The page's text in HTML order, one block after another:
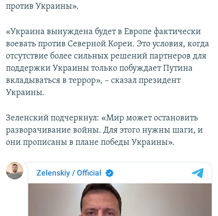
против Украины».
«Украина вынуждена будет в Европе фактически
воевать против Северной Кореи. Это условия, когда
отсутствие более сильных решений партнеров для
поддержки Украины только побуждает Путина
вкладываться в террор», – сказал президент
Украины.
Зеленский подчеркнул: «Мир может остановить
разворачивание войны. Для этого нужны шаги, и
они прописаны в плане победы Украины».